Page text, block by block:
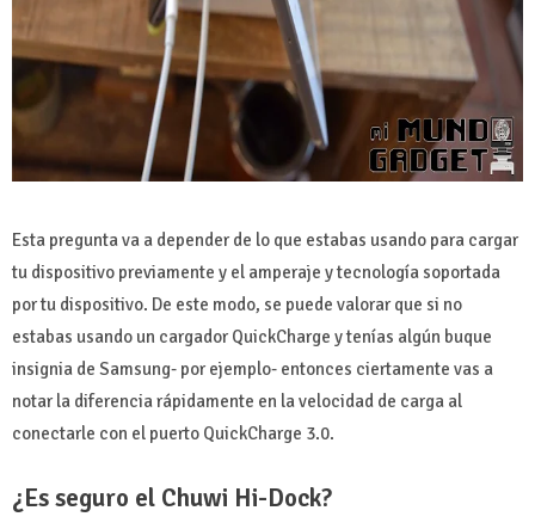
Esta pregunta va a depender de lo que estabas usando para cargar
tu dispositivo previamente y el amperaje y tecnología soportada
por tu dispositivo. De este modo, se puede valorar que si no
estabas usando un cargador QuickCharge y tenías algún buque
insignia de Samsung- por ejemplo- entonces ciertamente vas a
notar la diferencia rápidamente en la velocidad de carga al
conectarle con el puerto QuickCharge 3.0.
¿Es seguro el Chuwi Hi-Dock?